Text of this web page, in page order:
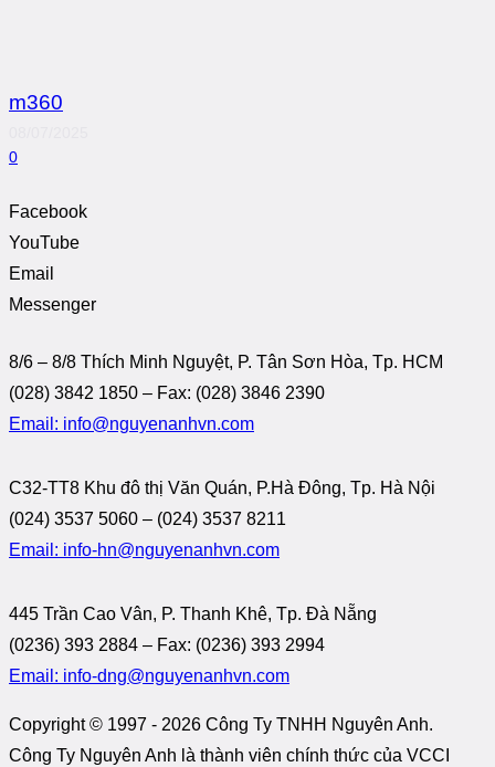
m360
0
Facebook
YouTube
Email
Messenger
8/6 – 8/8 Thích Minh Nguyệt, P. Tân Sơn Hòa, Tp. HCM
(028) 3842 1850 – Fax: (028) 3846 2390
Email: info@nguyenanhvn.com
C32-TT8 Khu đô thị Văn Quán, P.Hà Đông, Tp. Hà Nội
(024) 3537 5060 – (024) 3537 8211
Email: info-hn@nguyenanhvn.com
445 Trần Cao Vân, P. Thanh Khê, Tp. Đà Nẵng
(0236) 393 2884 – Fax: (0236) 393 2994
Email: info-dng@nguyenanhvn.com
Copyright © 1997 - 2026 Công Ty TNHH Nguyên Anh.
Công Ty Nguyên Anh là thành viên chính thức của VCCI